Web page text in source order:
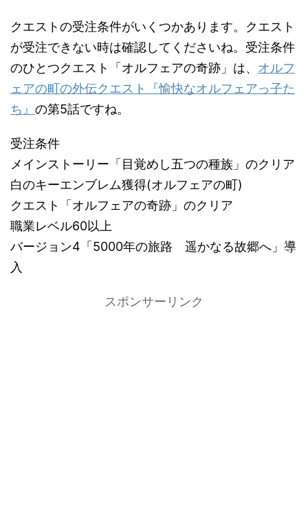
クエストの受注条件がいくつかあります。クエスト
が受注できない時は確認してくださいね。受注条件
のひとつクエスト「オルフェアの奇跡」は、 オルフ
ェアの町の外伝クエスト『愉快なオルフェアっ子た
ち』 の第5話ですね。
受注条件
メインストーリー「目覚めし五つの種族」のクリア
白のキーエンブレム獲得(オルフェアの町)
クエスト「オルフェアの奇跡」のクリア
職業レベル60以上
バージョン4「5000年の旅路 遥かなる故郷へ」導
入
スポンサーリンク